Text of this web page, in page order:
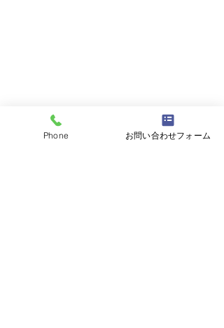
Phone お問い合わせフォーム